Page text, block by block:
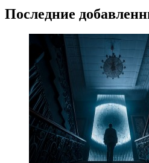
Последние